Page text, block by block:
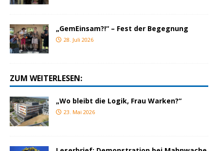
„GemEinsam?!“ – Fest der Begegnung
28. Juli 2026
ZUM WEITERLESEN:
„Wo bleibt die Logik, Frau Warken?“
23. Mai 2026